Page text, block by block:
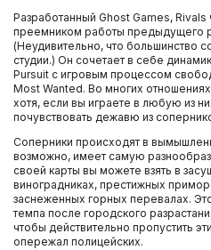
Разработанный Ghost Games, Rivals
преемником работы предыдущего
(Неудивительно, что большинство
студии.) Он сочетает в себе
Pursuit с игровым процессом
Most Wanted. Во многих
хотя, если вы играете в любую из
почувствовать дежавю из
Соперники происходят в
возможно, имеет самую
своей карты вы можете взять в
виноградниках, престижных
заснеженных горных перевалах.
темпа после городского
чтобы действительно пропустить
опережал полицейских.